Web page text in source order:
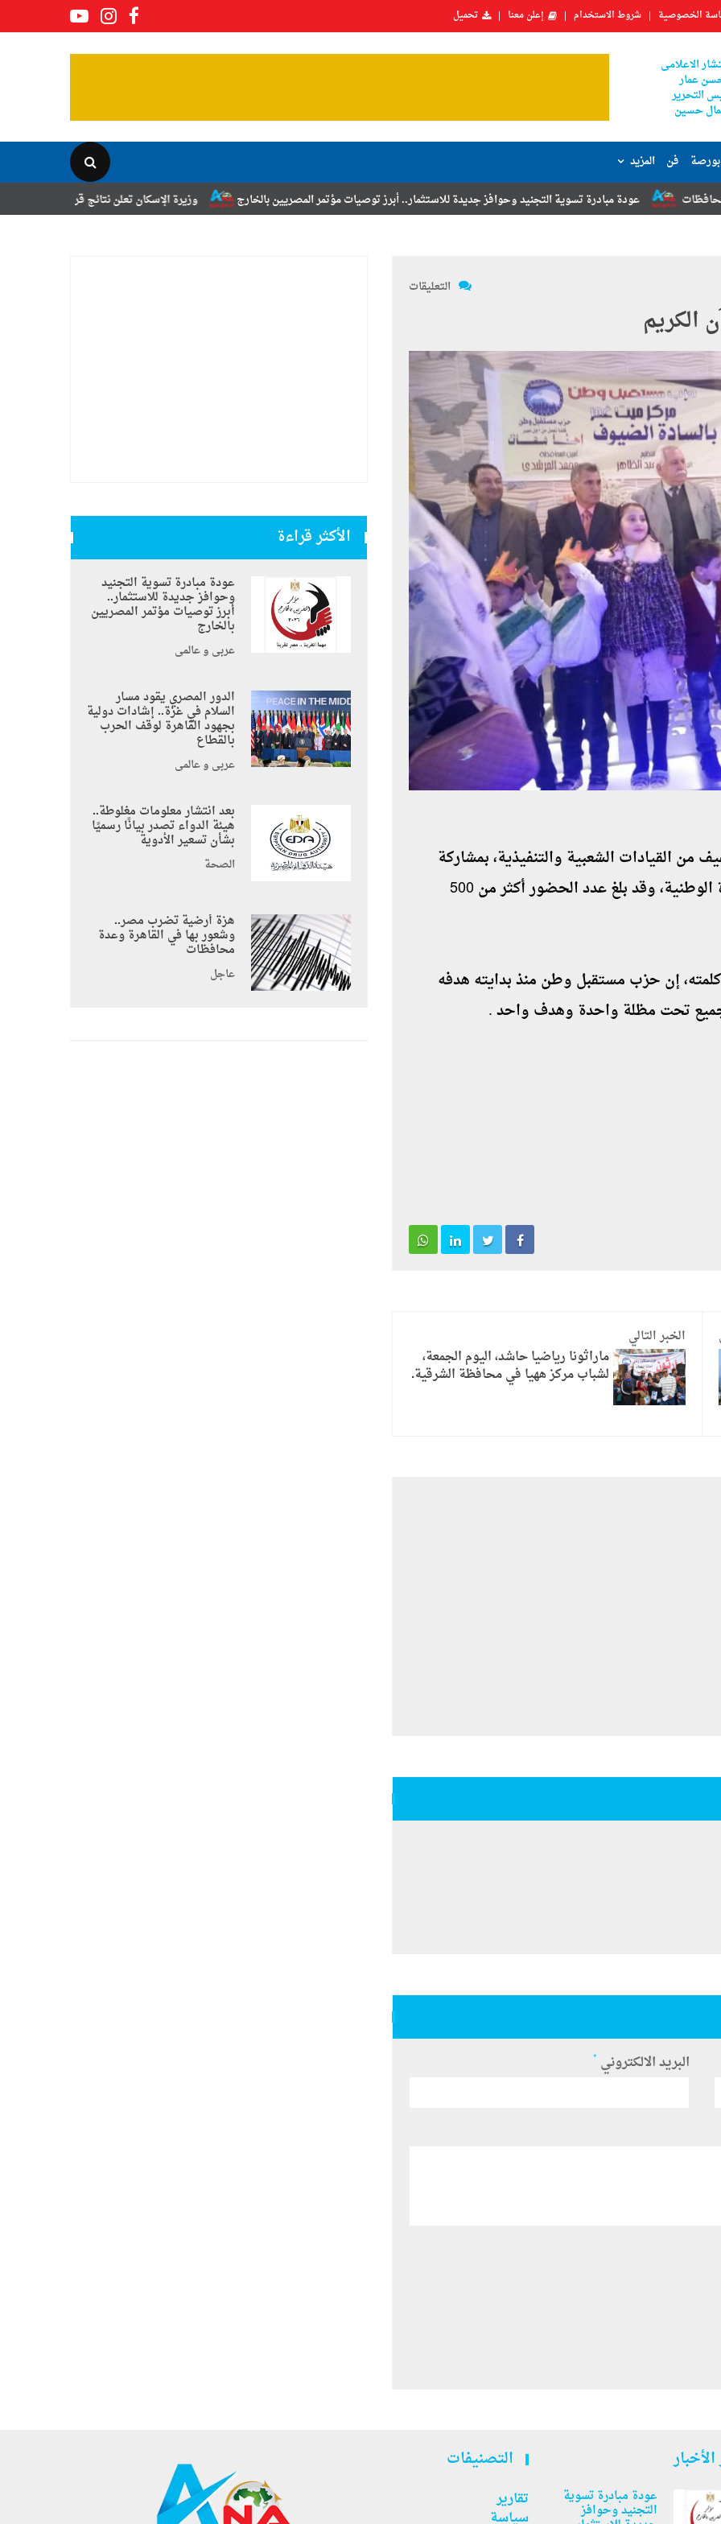
الخصوصية شروط الاستخدام إعلن معنا تحميل
الاعلامى
عمار
التحرير
حسين
فن المزيد
وزيرة الإسكان تعلن نتائج قرعة تخصيص أراضي برنامج عودة مبادرة تسوية التجنيد وحوافز جديدة للاستثمار.. أبرز توصيات مؤتمر المصريين بالخارج
التعليقات
الكريم
من القيادات الشعبية والتنفيذية، بمشاركة
شخصيات دينية مسيحية، لتؤكد عمق الوحدة الوطنية، وقد بلغ عدد الحضور أكثر من 500
إن حزب مستقبل وطن منذ بدايته هدفه
جميع تحت مظلة واحدة وهدف واحد .
الخبر التالي
ماراثونا رياضيا حاشد، اليوم الجمعة،
لشباب مركز ههيا في محافظة الشرقية.
البريد الالكتروني *
الأكثر قراءة
عودة مبادرة تسوية التجنيد
وحوافز جديدة للاستثمار..
أبرز توصيات مؤتمر المصريين
بالخارج
عربي و عالمي
الدور المصري يقود مسار
السلام في غزة.. إشادات دولية
بجهود القاهرة لوقف الحرب
بالقطاع
عربي و عالمي
بعد انتشار معلومات مغلوطة..
هيئة الدواء تصدر بيانًا رسميًا
بشأن تسعير الأدوية
الصحة
هزة أرضية تضرب مصر..
وشعور بها في القاهرة وعدة
محافظات
عاجل
عودة مبادرة تسوية
التجنيد وحوافز
التصنيفات
تقارير
سياسة